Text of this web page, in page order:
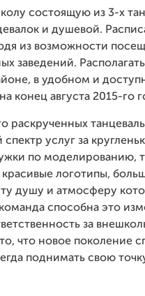
состоящую из 3-х
и душевой.
из возможности
заведений.
в удобном и
конец августа 2015-го
раскрученных
услуг за
по моделированию,
логотипы,
душу и атмосферу
способна это
за
что новое поколение
поднимать свою